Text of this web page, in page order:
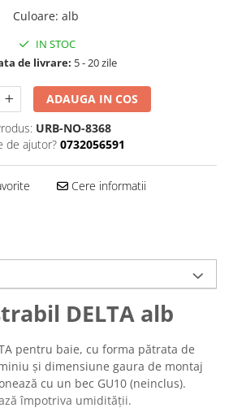
Culoare: alb
IN STOC
de livrare: 5 - 20 zile
ADAUGA IN COS
URB-NO-8368
de ajutor? 0732056591
Cere informatii
DELTA alb
pentru baie, cu forma pătrata de
și dimensiune gaura de montaj
cu un bec GU10 (neinclus).
împotriva umidității.